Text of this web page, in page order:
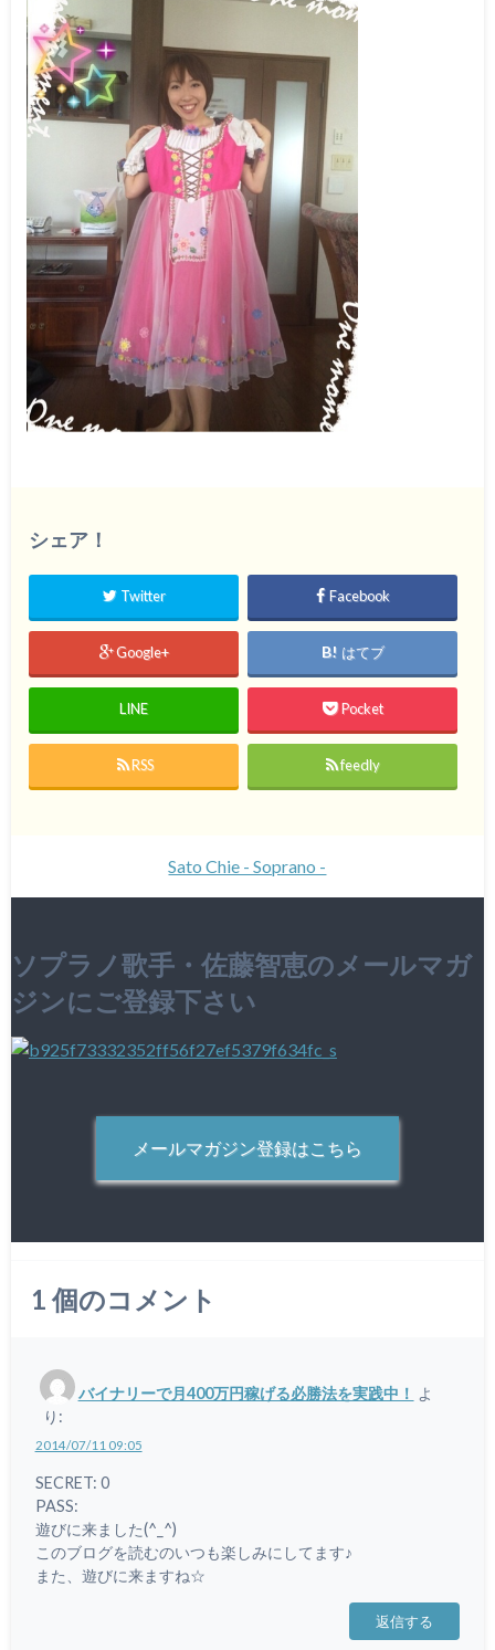
シェア！
Twitter Facebook
Google+ はてブ
LINE Pocket
RSS feedly
Sato Chie - Soprano -
ソプラノ歌手・佐藤智恵のメールマガ
ジンにご登録下さい
メールマガジン登録はこちら
1 個のコメント
バイナリーで月400万円稼げる必勝法を実践中！ よ
り:
2014/07/11 09:05
SECRET: 0
PASS:
遊びに来ました(^_^)
このブログを読むのいつも楽しみにしてます♪
また、遊びに来ますね☆
返信する